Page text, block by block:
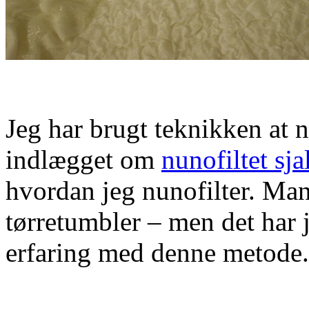
Jeg har brugt teknikken at
indlægget om nunofiltet
hvordan jeg nunofilter.
tørretumbler – men det
erfaring med denne metode.